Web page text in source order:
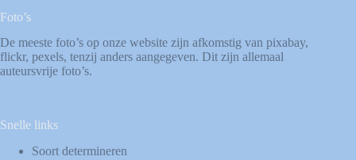
Foto’s
De meeste foto’s op onze website zijn afkomstig van pixabay,
flickr, pexels, tenzij anders aangegeven. Dit zijn allemaal
auteursvrije foto’s.
Snelle links
Soort determineren